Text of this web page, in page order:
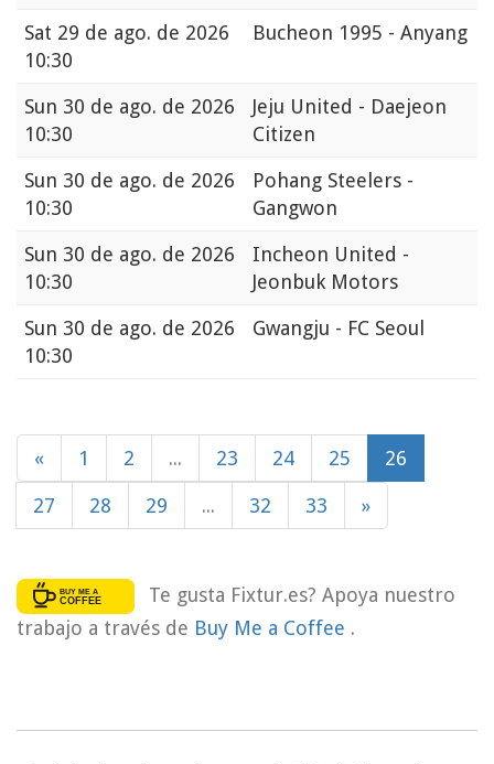
Sat 29 de ago. de 2026
10:30
Bucheon 1995 - Anyang
Sun 30 de ago. de 2026
10:30
Jeju United - Daejeon
Citizen
Sun 30 de ago. de 2026
10:30
Pohang Steelers -
Gangwon
Sun 30 de ago. de 2026
10:30
Incheon United -
Jeonbuk Motors
Sun 30 de ago. de 2026
10:30
Gwangju - FC Seoul
« 1 2 ... 23 24 25 26
27 28 29 ... 32 33 »
Te gusta Fixtur.es? Apoya nuestro
trabajo a través de Buy Me a Coffee .